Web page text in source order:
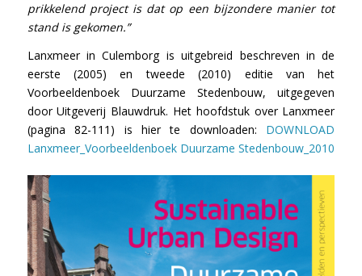
prikkelend project is dat op een bijzondere manier tot
stand is gekomen.”
Lanxmeer in Culemborg is uitgebreid beschreven in de
eerste (2005) en tweede (2010) editie van het
Voorbeeldenboek Duurzame Stedenbouw, uitgegeven
door Uitgeverij Blauwdruk. Het hoofdstuk over Lanxmeer
(pagina 82-111) is hier te downloaden: DOWNLOAD
Lanxmeer_Voorbeeldenboek Duurzame Stedenbouw_2010